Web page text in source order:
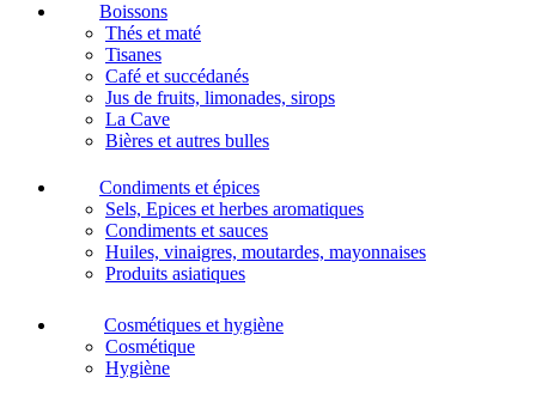
Boissons
Thés et maté
Tisanes
Café et succédanés
Jus de fruits, limonades, sirops
La Cave
Bières et autres bulles
Condiments et épices
Sels, Epices et herbes aromatiques
Condiments et sauces
Huiles, vinaigres, moutardes, mayonnaises
Produits asiatiques
Cosmétiques et hygiène
Cosmétique
Hygiène